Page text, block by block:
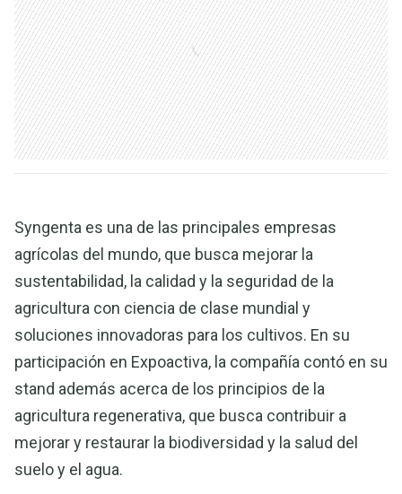
Syngenta es una de las principales empresas
agrícolas del mundo, que busca mejorar la
sustentabilidad, la calidad y la seguridad de la
agricultura con ciencia de clase mundial y
soluciones innovadoras para los cultivos. En su
participación en Expoactiva, la compañía contó en su
stand además acerca de los principios de la
agricultura regenerativa, que busca contribuir a
mejorar y restaurar la biodiversidad y la salud del
suelo y el agua.